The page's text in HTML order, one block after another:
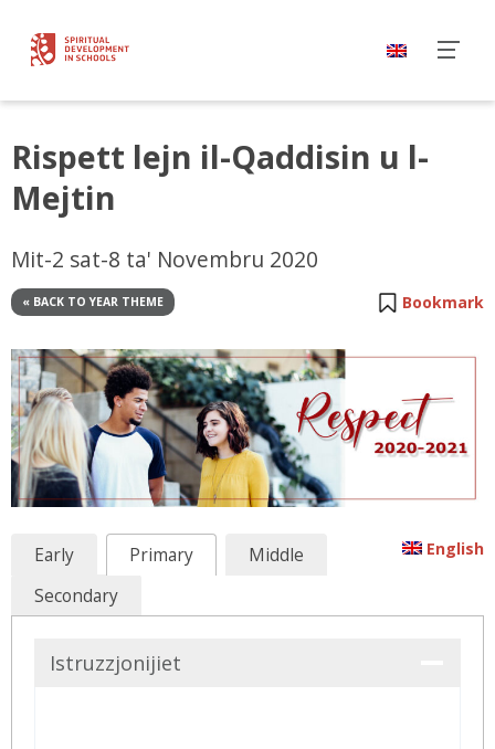
Rispett lejn il-Qaddisin u l-
Mejtin
Mit-2 sat-8 ta' Novembru 2020
Bookmark
« BACK TO YEAR THEME
English
Early Primary
Middle
Secondary
Istruzzjonijiet